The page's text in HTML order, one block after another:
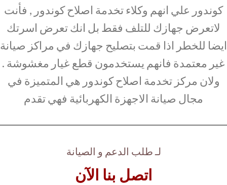
كوندور علي انهم وكلاء تخدمة اصلاح كوندور , فأنت
لاتعرض جهازك للتلف فقط بل انك تعرض اسرتك
ايضا للخطر اذا قمت بتصليح جهازك في مراكز صيانة
غير معتمدة فانهم يستخدمون قطع غيار مغشوشة .
ولان مركز تخدمة اصلاح كوندور هي المتميزة في
مجال صيانة الاجهزة الكهربائية فهي تقدم
لـ طلب الدعم و الصيانة
اتصل بنا الآن